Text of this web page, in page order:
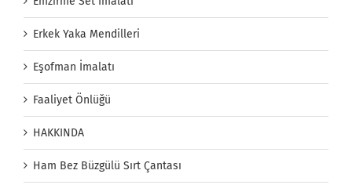
Erkek Yaka Mendilleri
Eşofman İmalatı
Faaliyet Önlüğü
HAKKINDA
Ham Bez Büzgülü Sırt Çantası